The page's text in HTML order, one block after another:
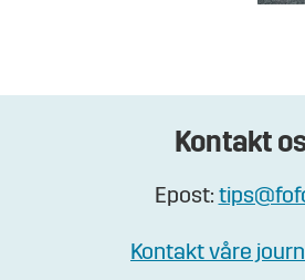
Kontakt
Epost:
Kontakt våre